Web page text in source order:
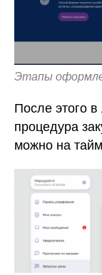
Этапы
После этого
процедура
можно на